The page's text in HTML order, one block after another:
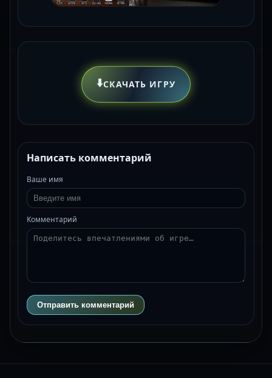
⬇️СКАЧАТЬ ИГРУ
Написать комментарий
Ваше имя
Комментарий
Отправить комментарий